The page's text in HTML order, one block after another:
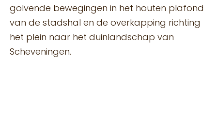
golvende bewegingen in het houten plafond
van de stadshal en de overkapping richting
het plein naar het duinlandschap van
Scheveningen.